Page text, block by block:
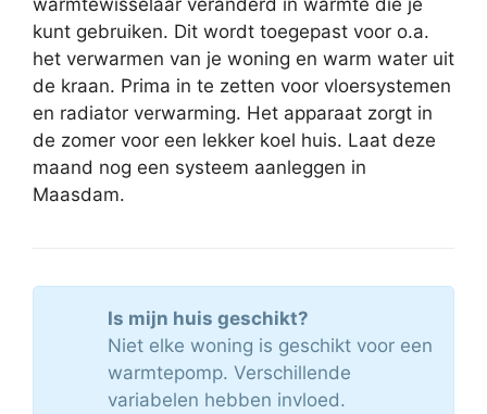
warmtewisselaar veranderd in warmte die je
kunt gebruiken. Dit wordt toegepast voor o.a.
het verwarmen van je woning en warm water uit
de kraan. Prima in te zetten voor vloersystemen
en radiator verwarming. Het apparaat zorgt in
de zomer voor een lekker koel huis. Laat deze
maand nog een systeem aanleggen in
Maasdam.
Is mijn huis geschikt?
Niet elke woning is geschikt voor een
warmtepomp. Verschillende
variabelen hebben invloed.